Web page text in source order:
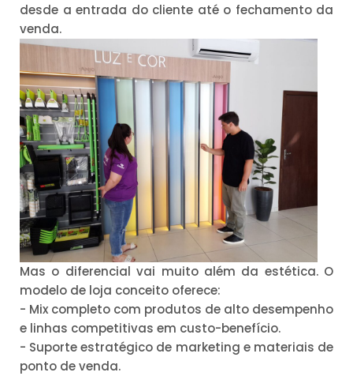
desde a entrada do cliente até o fechamento da
venda.
Mas o diferencial vai muito além da estética. O
modelo de loja conceito oferece:
- Mix completo com produtos de alto desempenho
e linhas competitivas em custo-benefício.
- Suporte estratégico de marketing e materiais de
ponto de venda.